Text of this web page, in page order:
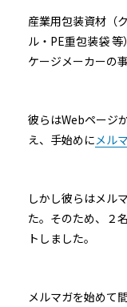
産業用包装資材（
ル・PE重包装袋
ケージメーカーの
彼らはWebページ
え、手始めに メル
しかし彼らはメル
た。そのため、２
トしました。
メルマガを始めて